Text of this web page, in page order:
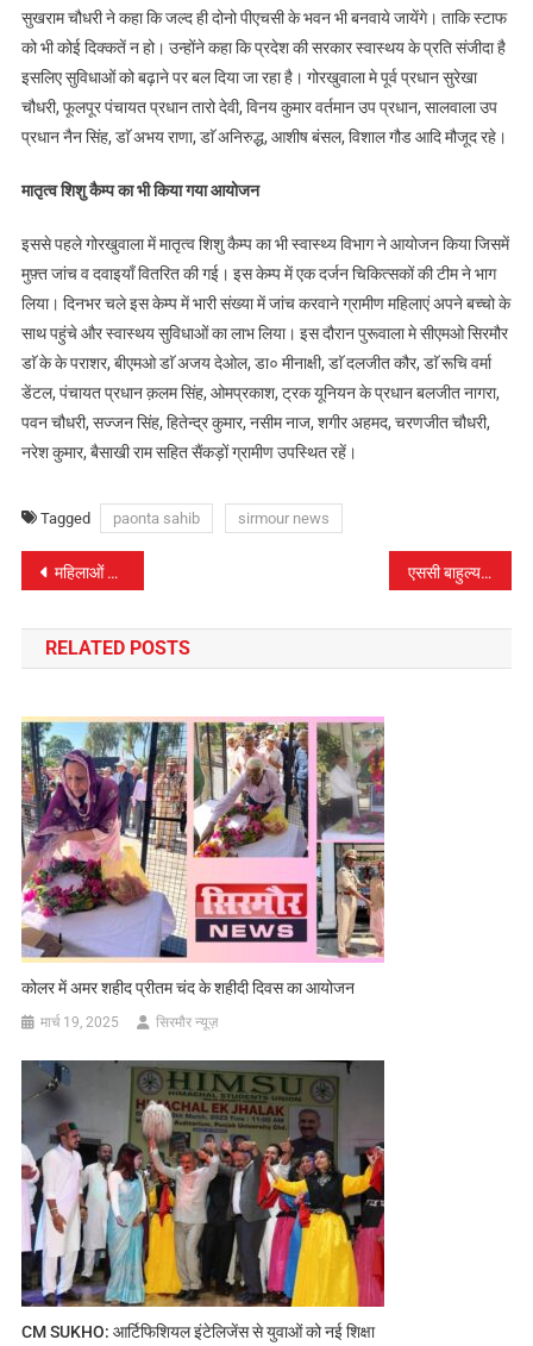
सुखराम चौधरी ने कहा कि जल्द ही दोनो पीएचसी के भवन भी बनवाये जायेंगे। ताकि स्टाफ
को भी कोई दिक्कतें न हो। उन्होंने कहा कि प्रदेश की सरकार स्वास्थय के प्रति संजीदा है
इसलिए सुविधाओं को बढ़ाने पर बल दिया जा रहा है। गोरखुवाला मे पूर्व प्रधान सुरेखा
चौधरी, फूलपूर पंचायत प्रधान तारो देवी, विनय कुमार वर्तमान उप प्रधान, सालवाला उप
प्रधान नैन सिंह, डाॅ अभय राणा, डाॅ अनिरुद्ध, आशीष बंसल, विशाल गौड आदि मौजूद रहे।
मातृत्व शिशु कैम्प का भी किया गया आयोजन
इससे पहले गोरखुवाला में मातृत्व शिशु कैम्प का भी स्वास्थ्य विभाग ने आयोजन किया जिसमें
मुफ़्त जांच व दवाइयाँ वितरित की गई। इस केम्प में एक दर्जन चिकित्सकों की टीम ने भाग
लिया। दिनभर चले इस केम्प में भारी संख्या में जांच करवाने ग्रामीण महिलाएं अपने बच्चो के
साथ पहुंचे और स्वास्थय सुविधाओं का लाभ लिया। इस दौरान पुरूवाला मे सीएमओ सिरमौर
डाॅ के के पराशर, बीएमओ डाॅ अजय देओल, डा० मीनाक्षी, डाॅ दलजीत कौर, डाॅ रूचि वर्मा
डेंटल, पंचायत प्रधान क़लम सिंह, ओमप्रकाश, ट्रक यूनियन के प्रधान बलजीत नागरा,
पवन चौधरी, सज्जन सिंह, हितेन्द्र कुमार, नसीम नाज, शगीर अहमद, चरणजीत चौधरी,
नरेश कुमार, बैसाखी राम सहित सैंकड़ों ग्रामीण उपस्थित रहें।
Tagged paonta sahib sirmour news
पोस्ट
नेविगेशन
महिलाओं के लिए 14 दिवसीय प्रशिक्षण शिविर का आयोजन एससी बाहुल्य आबादी वाली नाहन- गाडा वाया कोटड़ी सड़क को तीन करोड़ की राशि स्वीकृत-डॉo बिंदल
RELATED POSTS
कोलर में अमर शहीद प्रीतम चंद के शहीदी दिवस का आयोजन
मार्च 19, 2025 सिरमौर न्यूज़
CM SUKHO: आर्टिफिशियल इंटेलिजेंस से युवाओं को नई शिक्षा